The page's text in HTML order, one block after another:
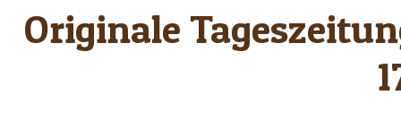
Originale